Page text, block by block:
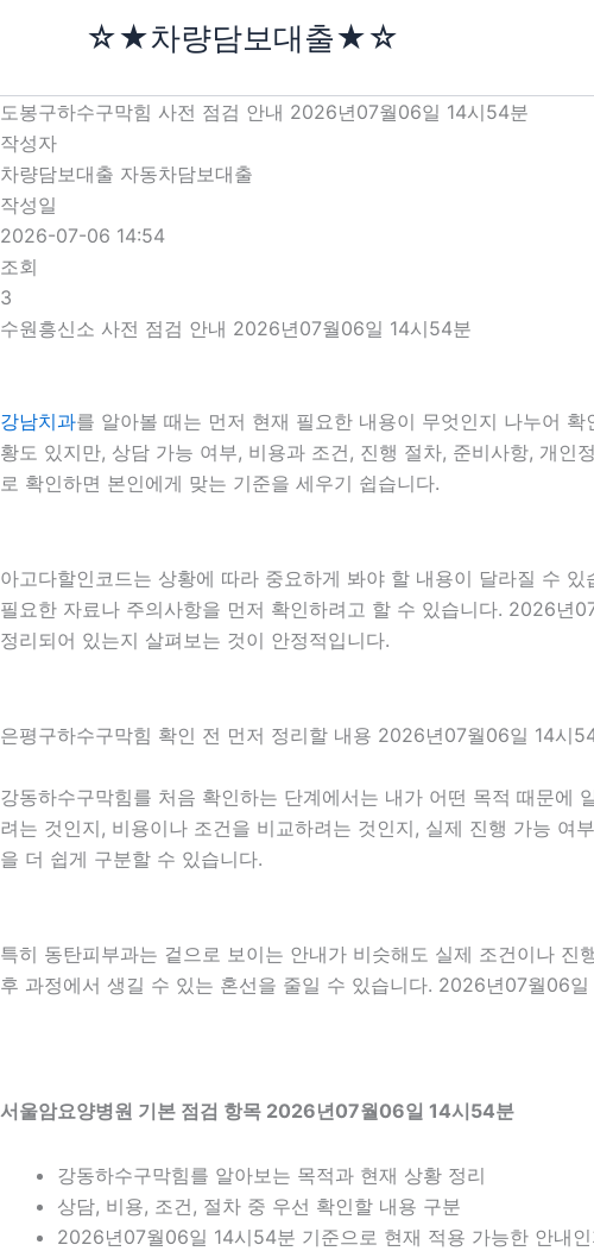
로
건
너
뛰
기
☆★차량담보대출★☆
도봉구하수구막힘 사전 점검 안내 2026년07월06일 14시54분
작성자
차량담보대출 자동차담보대출
작성일
2026-07-06 14:54
조회
3
수원흥신소 사전 점검 안내 2026년07월06일 14시54분
강남치과를 알아볼 때는 먼저 현재 필요한 내용이 무엇인지 나누어
황도 있지만, 상담 가능 여부, 비용과 조건, 진행 절차, 준비사항, 개
로 확인하면 본인에게 맞는 기준을 세우기 쉽습니다.
아고다할인코드는 상황에 따라 중요하게 봐야 할 내용이 달라질 수
필요한 자료나 주의사항을 먼저 확인하려고 할 수 있습니다. 2026년
정리되어 있는지 살펴보는 것이 안정적입니다.
은평구하수구막힘 확인 전 먼저 정리할 내용 2026년07월06일 14시
강동하수구막힘를 처음 확인하는 단계에서는 내가 어떤 목적 때문
려는 것인지, 비용이나 조건을 비교하려는 것인지, 실제 진행 가능
을 더 쉽게 구분할 수 있습니다.
특히 동탄피부과는 겉으로 보이는 안내가 비슷해도 실제 조건이나
후 과정에서 생길 수 있는 혼선을 줄일 수 있습니다. 2026년07월06
서울암요양병원 기본 점검 항목 2026년07월06일 14시54분
강동하수구막힘를 알아보는 목적과 현재 상황 정리
상담, 비용, 조건, 절차 중 우선 확인할 내용 구분
2026년07월06일 14시54분 기준으로 현재 적용 가능한 안내인